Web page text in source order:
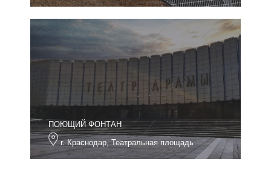
ПОЮЩИЙ ФОНТАН
г. Краснодар, Театральная площадь